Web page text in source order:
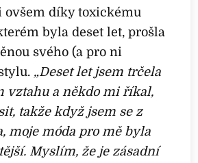
díky toxickému
byla deset let, prošla
svého (a pro ni
„Deset let jsem trčela
vztahu a někdo mi říkal,
takže když jsem se z
moje móda pro mě byla
Myslím, že je zásadní